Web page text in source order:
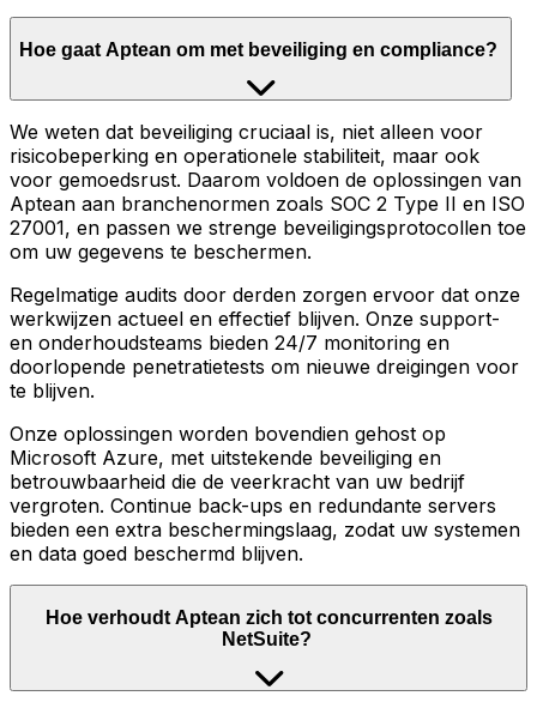
Hoe gaat Aptean om met beveiliging en compliance?
We weten dat beveiliging cruciaal is, niet alleen voor
risicobeperking en operationele stabiliteit, maar ook
voor gemoedsrust. Daarom voldoen de oplossingen van
Aptean aan branchenormen zoals SOC 2 Type II en ISO
27001, en passen we strenge beveiligingsprotocollen toe
om uw gegevens te beschermen.
Regelmatige audits door derden zorgen ervoor dat onze
werkwijzen actueel en effectief blijven. Onze support-
en onderhoudsteams bieden 24/7 monitoring en
doorlopende penetratietests om nieuwe dreigingen voor
te blijven.
Onze oplossingen worden bovendien gehost op
Microsoft Azure, met uitstekende beveiliging en
betrouwbaarheid die de veerkracht van uw bedrijf
vergroten. Continue back-ups en redundante servers
bieden een extra beschermingslaag, zodat uw systemen
en data goed beschermd blijven.
Hoe verhoudt Aptean zich tot concurrenten zoals
NetSuite?